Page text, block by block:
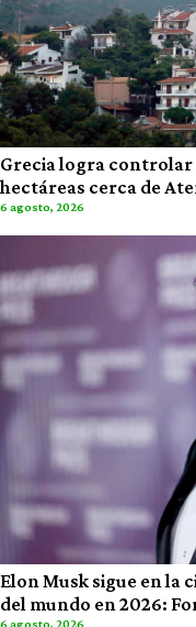
Grecia logra controlar
hectáreas cerca de
6 agosto, 2026
Elon Musk sigue en la
del mundo en 2026:
6 agosto, 2026